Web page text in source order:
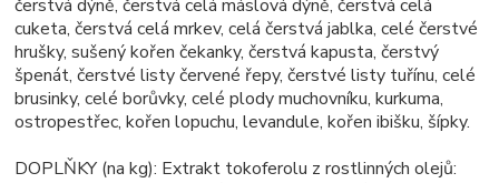
čerstvá dýně, čerstvá celá máslová dýně, čerstvá celá
cuketa, čerstvá celá mrkev, celá čerstvá jablka, celé čerstvé
hrušky, sušený kořen čekanky, čerstvá kapusta, čerstvý
špenát, čerstvé listy červené řepy, čerstvé listy tuřínu, celé
brusinky, celé borůvky, celé plody muchovníku, kurkuma,
ostropestřec, kořen lopuchu, levandule, kořen ibišku, šípky.
DOPLŇKY (na kg): Extrakt tokoferolu z rostlinných olejů: